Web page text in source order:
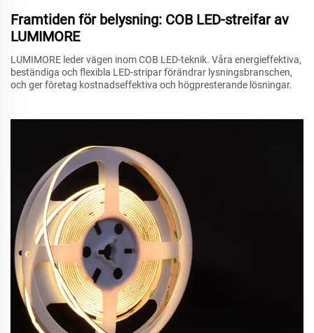
Framtiden för belysning: COB LED-streifar av
LUMIMORE
LUMIMORE leder vägen inom COB LED-teknik. Våra energieffektiva,
beständiga och flexibla LED-stripar förändrar lysningsbranschen,
och ger företag kostnadseffektiva och högpresterande lösningar.